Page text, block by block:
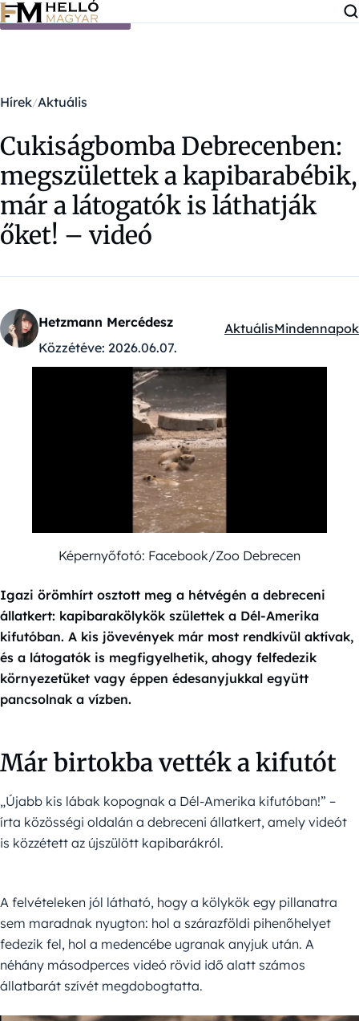
Ugrás a tartalomra
Hírek Aktuális
Cukiságbomba Debrecenben:
megszülettek a kapibarabébik,
már a látogatók is láthatják
őket! – videó
Hetzmann Mercédesz
Közzétéve: 2026.06.07.
Kategóriák:
AktuálisMindennapok
Képernyőfotó: Facebook/Zoo Debrecen
Igazi örömhírt osztott meg a hétvégén a debreceni
állatkert: kapibarakölykök születtek a Dél-Amerika
kifutóban. A kis jövevények már most rendkívül aktívak,
és a látogatók is megfigyelhetik, ahogy felfedezik
környezetüket vagy éppen édesanyjukkal együtt
pancsolnak a vízben.
Már birtokba vették a kifutót
„Újabb kis lábak kopognak a Dél-Amerika kifutóban!” –
írta közösségi oldalán a debreceni állatkert, amely videót
is közzétett az újszülött kapibarákról.
A felvételeken jól látható, hogy a kölykök egy pillanatra
sem maradnak nyugton: hol a szárazföldi pihenőhelyet
fedezik fel, hol a medencébe ugranak anyjuk után. A
néhány másodperces videó rövid idő alatt számos
állatbarát szívét megdobogtatta.